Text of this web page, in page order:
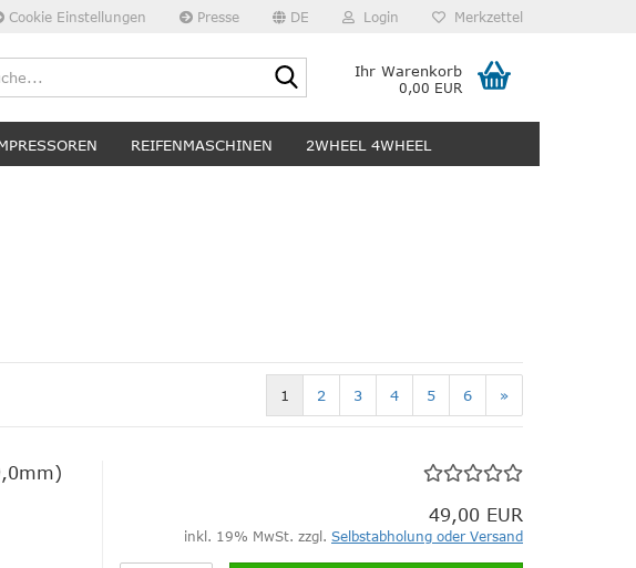
Cookie Einstellungen Presse DE Login Merkzettel
Suche...Ihr Warenkorb
0,00 EUR
REIFENMASCHINEN 2WHEEL 4WHEEL
1 2 3 4 5 6 »
49,00 EUR
inkl. 19% MwSt. zzgl. Selbstabholung oder Versand